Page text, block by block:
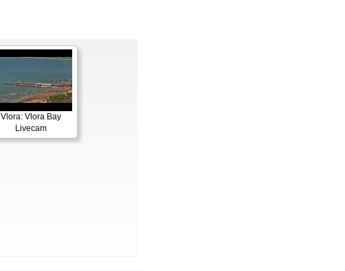
Vlora: Vlora Bay
Livecam